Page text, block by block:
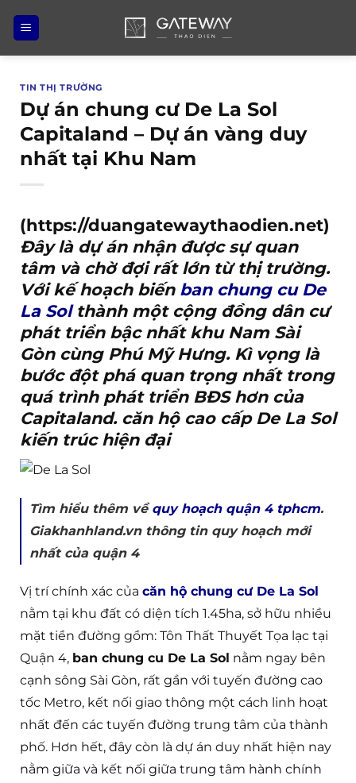
qua
nội
TIN THỊ TRƯỜNG
Dự án chung cư De La Sol
Capitaland – Dự án vàng duy
nhất tại Khu Nam
(https://duangatewaythaodien.net)
Đây là dự án nhận được sự quan
tâm và chờ đợi rất lớn từ thị trường.
Với kế hoạch biến ban chung cu De
La Solthành một cộng đồng dân cư
phát triển bậc nhất khu Nam Sài
Gòn cùng Phú Mỹ Hưng. Kì vọng là
bước đột phá quan trọng nhất trong
quá trình phát triển BĐS hơn của
Capitaland. căn hộ cao cấp De La Sol
kiến trúc hiện đại
Tìm hiểu thêm vềquy hoạch quận 4 tphcm.
Giakhanhland.vn thông tin quy hoạch mới
nhất của quận 4
Vị trí chính xác của căn hộ chung cư De La Sol
nằm tại khu đất có diện tích 1.45ha, sở hữu nhiều
mặt tiền đường gồm: Tôn Thất Thuyết Tọa lạc tại
Quận 4, ban chung cu De La Sol nằm ngay bên
cạnh sông Sài Gòn, rất gần với tuyến đường cao
tốc Metro, kết nối giao thông một cách linh hoạt
nhất đến các tuyến đường trung tâm của thành
phố. Hơn hết, đây còn là dự án duy nhất hiện nay
nằm giữa và kết nối giữa trung tâm hành chính